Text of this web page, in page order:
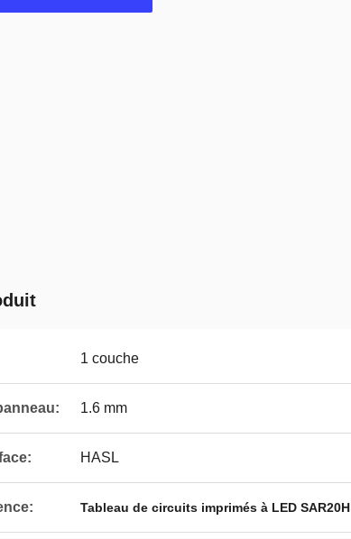
1 couche
1.6 mm
HASL
Tableau de circuits imprimés à LED SAR20H